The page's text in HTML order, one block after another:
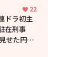
22
ドラ初主
在刑事
せた円熟